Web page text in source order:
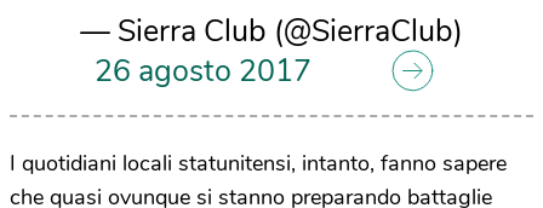
— Sierra Club (@SierraClub)
26 agosto 2017
I quotidiani locali statunitensi, intanto, fanno sapere
che quasi ovunque si stanno preparando battaglie